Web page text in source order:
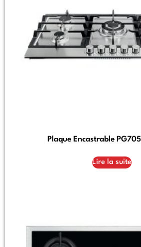
Plaque Encastrable
Lire la suite